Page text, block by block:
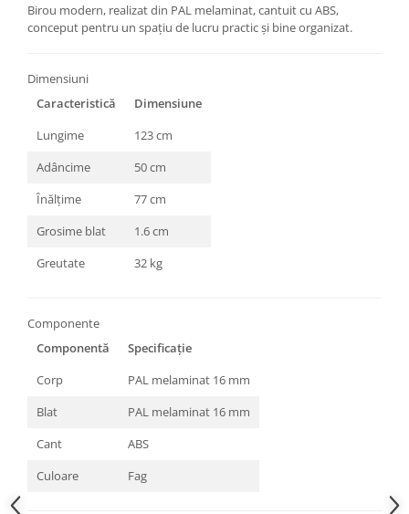
Birou modern, realizat din PAL melaminat, cantuit cu ABS,
conceput pentru un spațiu de lucru practic și bine organizat.
Dimensiuni
Caracteristică
Dimensiune
Lungime
123 cm
Adâncime
50 cm
Înălțime
77 cm
Grosime blat
1.6 cm
Greutate
32 kg
Componente
Componentă
Specificație
Corp
PAL melaminat 16 mm
Blat
PAL melaminat 16 mm
Cant
ABS
Culoare
Fag